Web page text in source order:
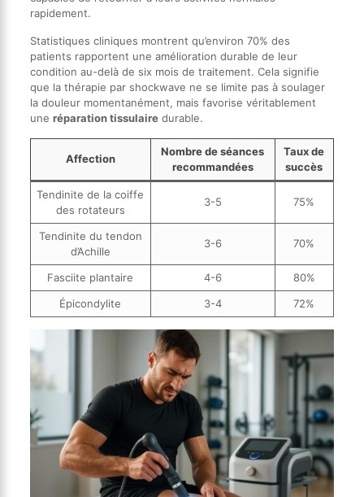
rapidement.
Statistiques cliniques montrent qu’environ 70% des
patients rapportent une amélioration durable de leur
condition au-delà de six mois de traitement. Cela signifie
que la thérapie par shockwave ne se limite pas à soulager
la douleur momentanément, mais favorise véritablement
une réparation tissulairedurable.
Affection
Nombre de séances
recommandées
Taux de
succès
Tendinite de la coiffe
des rotateurs
3-5 75%
Tendinite du tendon
d’Achille
3-6 70%
Fasciite plantaire 4-6
80%
Épicondylite
3-4 72%